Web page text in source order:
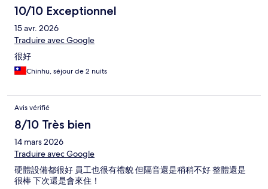
10/10 Exceptionnel
15 avr. 2026
Traduire avec Google
很好
Chinhu, séjour de 2 nuits
Avis vérifié
8/10 Très bien
14 mars 2026
Traduire avec Google
硬體設備都很好 員工也很有禮貌 但隔音還是稍稍不好 整體還是
很棒 下次還是會來住！